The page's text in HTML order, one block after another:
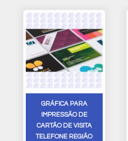
GRÁFICA PARA
IMPRESSÃO DE
CARTÃO DE VISITA
TELEFONE REGIÃO